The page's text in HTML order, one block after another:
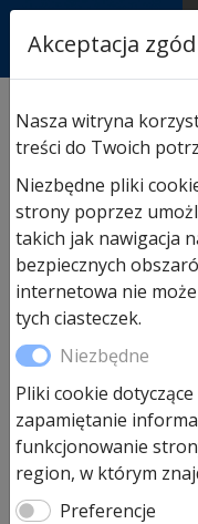
Ecostar Euroline/
ogrodowy z dachem
Hormann
Domek
Akceptacja zgód
Nasza witryna
treści do Twoich
Niezbędne pliki
strony poprzez
takich jak nawigacja
bezpiecznych
internetowa nie
tych ciasteczek.
Niezbędne
Pliki cookie
zapamiętanie
funkcjonowanie
region, w którym
Preferencje